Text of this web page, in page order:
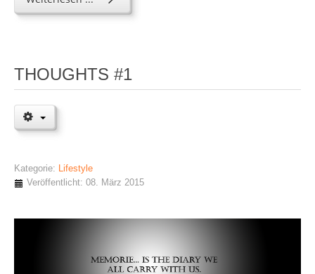
THOUGHTS #1
Kategorie: Lifestyle
Veröffentlicht: 08. März 2015